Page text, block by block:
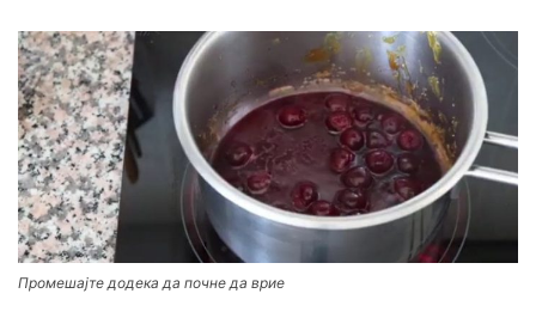
Промешајте додека да почне да врие